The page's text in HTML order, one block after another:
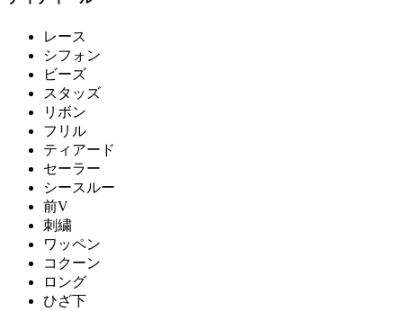
レース
シフォン
ビーズ
スタッズ
リボン
フリル
ティアード
セーラー
シースルー
前V
刺繍
ワッペン
コクーン
ロング
ひざ下